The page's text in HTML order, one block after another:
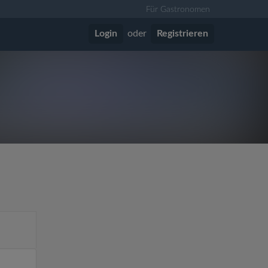
Für Gastronomen
Login oder Registrieren